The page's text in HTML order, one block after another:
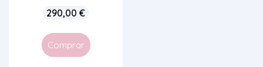
290,00 €
Comprar